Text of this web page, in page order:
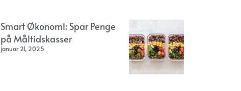
Smart Økonomi: Spar Penge
på Måltidskasser
januar 21, 2025